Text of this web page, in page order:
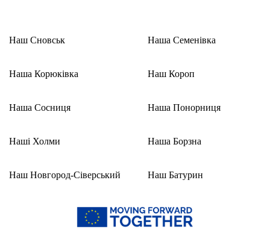
Наш Сновськ
Наша Корюківка
Наша Сосниця
Наші Холми
Наш Новгород-Сіверський
Наша Семенівка
Наш Короп
Наша Понорниця
Наша Борзна
Наш Батурин